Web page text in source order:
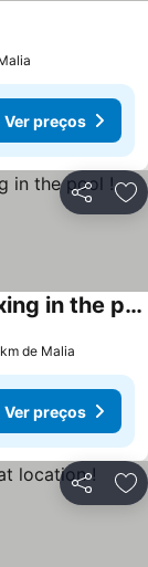
Ver preços
Partilhar
Enjoy the unique view while relaxing in the pool !
de Malia
Ver preços
Partilhar